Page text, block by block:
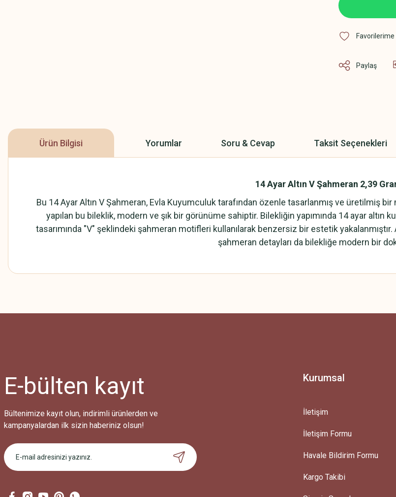
Paylaş
Ürün Bilgisi Yorumlar Soru & Cevap Taksit Seçenekleri
14 Ayar Altın V Şahmeran 2,39
Bu 14 Ayar Altın V Şahmeran, Evla Kuyumculuk tarafından özenle tasarlanmış ve üretilmiş
yapılan bu bileklik, modern ve şık bir görünüme sahiptir. Bilekliğin yapımında 14 ayar altın
tasarımında "V" şeklindeki şahmeran motifleri kullanılarak benzersiz bir estetik
şahmeran detayları da bilekliğe modern bir
Bu ürüne ilk yorumu siz yapın!
Ürün hakkında henüz soru sorulmamış.
Bu ürüne benzer farklı alternatifler olmalı.
Gönder
E-bülten kayıt
Bültenimize kayıt olun, indirimli ürünlerden ve
kampanyalardan ilk sizin haberiniz olsun!
Kurumsal
İletişim
İletişim Formu
Havale Bildirim Formu
Kargo Takibi